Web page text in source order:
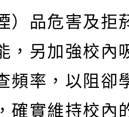
）品危害及拒
，另加強校內
頻率，以阻卻
確實維持校內